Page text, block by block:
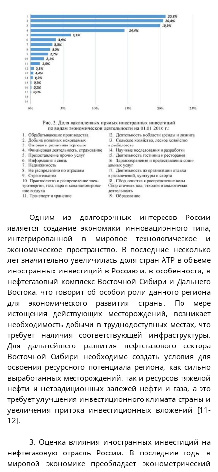
Одним из долгосрочных интересов России
является создание экономики инновационного типа,
интегрированной в мировое технологическое и
экономическое пространство. В последние несколько
лет значительно увеличилась доля стран АТР в объеме
иностранных инвестиций в Россию и, в особенности, в
нефтегазовый комплекс Восточной Сибири и Дальнего
Востока, что говорит об особой роли данного региона
для экономического развития страны. По мере
истощения действующих месторождений, возникает
необходимость добычи в труднодоступных местах, что
требует наличия соответствующей инфраструктуры.
Для дальнейшего развития нефтегазового сектора
Восточной Сибири необходимо создать условия для
освоения ресурсного потенциала региона, как сильно
выработанных месторождений, так и ресурсов тяжелой
нефти и нетрадиционных залежей нефти и газа, а это
требует улучшения инвестиционного климата страны и
увеличения притока инвестиционных вложений [11-
12].
3. Оценка влияния иностранных инвестиций на
нефтегазовую отрасль России. В последние годы в
мировой экономике преобладает эконометрический